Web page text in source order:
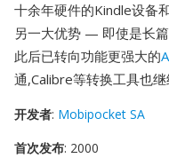
十余年硬件的Kindle设备
另一大优势 — 即使是长
此后已转向功能更强大的
通,Calibre等转换工具也
开发者: Mobipocket SA
首次发布: 2000